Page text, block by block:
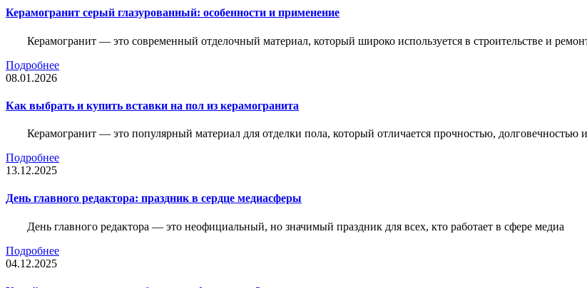
Керамогранит серый глазурованный: особенности и применение
Керамогранит — это современный отделочный материал, который широко используется в строительстве и
Подробнее
08.01.2026
Как выбрать и купить вставки на пол из керамогранита
Керамогранит — это популярный материал для отделки пола, который отличается прочностью, долговечностью
Подробнее
13.12.2025
День главного редактора: праздник в сердце медиасферы
День главного редактора — это неофициальный, но значимый праздник для всех, кто работает в сфере медиа
Подробнее
04.12.2025